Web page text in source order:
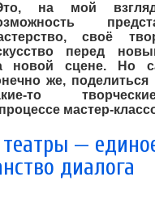
на мой
своё
перед
новой сцене. Но
же,
то
мастер-
—
диалога